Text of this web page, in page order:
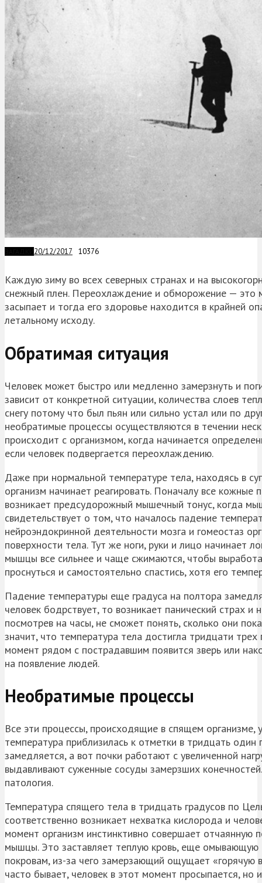
20/12/2017 10376
Каждую зиму во всех северных странах и на
снежный плен. Переохлаждение и обморожение — это
засыпает и тогда его здоровье находится в крайней
летальному исходу.
Обратимая ситуация
Человек может быстро или медленно замерзнуть и
зависит от конкретной ситуации, количества слоев
снегу потому что был пьян или сильно устал или по
необратимые процессы осуществляются в течении
происходит с организмом, когда начинается
если человек подвергается переохлаждению.
Даже при нормальной температуре тела, находясь в
организм начинает реагировать. Поначалу все
возникает предсудорожный мышечный тонус, когда
свидетельствует о том, что началось падение
нейроэндокринной деятельности мозга и гомеостаз
поверхности тела. Тут же ноги, руки и лицо начинает
мышцы все сильнее и чаще сжимаются, чтобы
проснуться и самостоятельно спастись, хотя его
Падение температуры еще градуса на полтора
человек бодрствует, то возникает панический страх
посмотрев на часы, не сможет понять, сколько они
значит, что температура тела достигла тридцати
момент рядом с пострадавшим появится зверь или
на появление людей.
Необратимые процессы
Все эти процессы, происходящие в спящем организме,
температура приблизилась к отметки в тридцать
замедляется, а вот почки работают с увеличенной
выдавливают суженные сосуды замерзших
патология.
Температура спящего тела в тридцать градусов по
соответственно возникает нехватка кислорода и
момент организм инстинктивно совершает отчаянную
мышцы. Это заставляет теплую кровь, еще омывающую
покровам, из-за чего замерзающий ощущает «горячую
часто бывает, человек в этот момент просыпается,